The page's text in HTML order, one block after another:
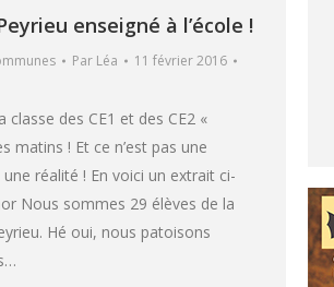
enseigné à l’école !
Par Léa
11 février 2016
classe des CE1 et des CE2 «
matins ! Et ce n’est pas une
réalité ! En voici un extrait ci-
Nous sommes 29 élèves de la
Hé oui, nous patoisons